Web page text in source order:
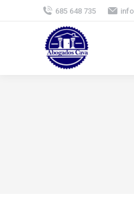
685 648 735